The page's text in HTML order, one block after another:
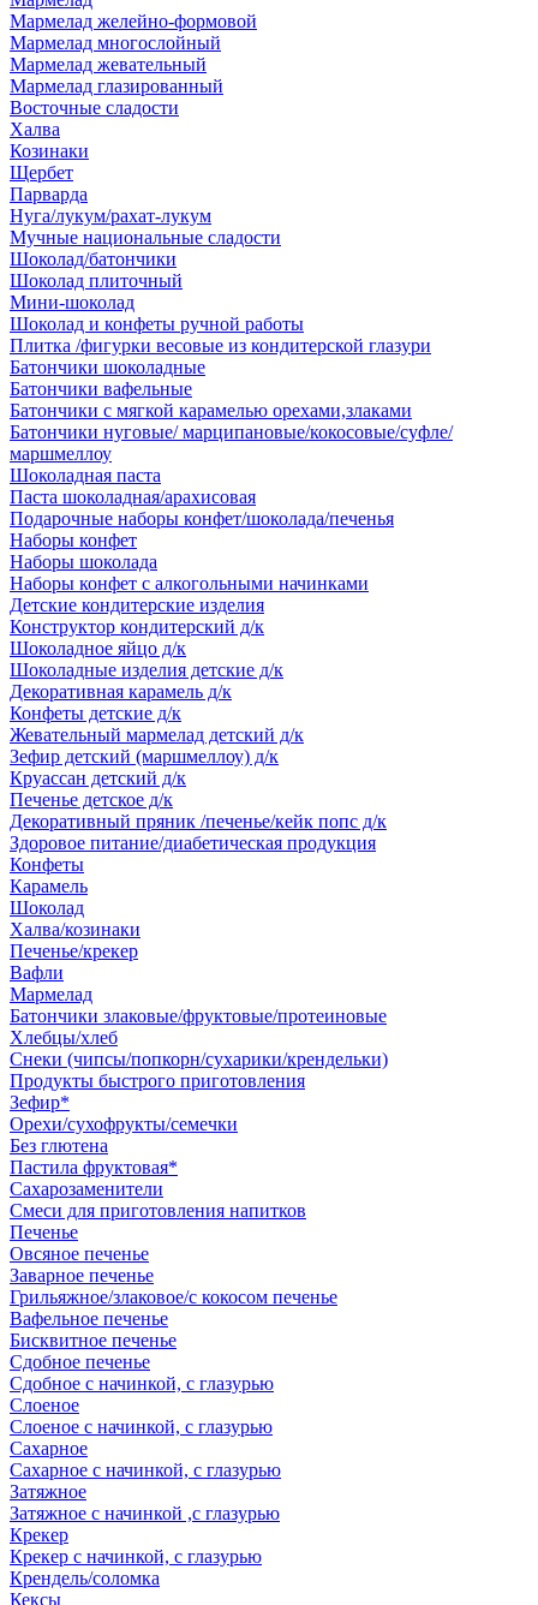
Мармелад желейно-формовой
Мармелад многослойный
Мармелад жевательный
Мармелад глазированный
Восточные сладости
Халва
Козинаки
Щербет
Парварда
Нуга/лукум/рахат-лукум
Мучные национальные сладости
Шоколад/батончики
Шоколад плиточный
Мини-шоколад
Шоколад и конфеты ручной работы
Плитка /фигурки весовые из кондитерской глазури
Батончики шоколадные
Батончики вафельные
Батончики с мягкой карамелью орехами,злаками
Батончики нуговые/ марципановые/кокосовые/суфле/
маршмеллоу
Шоколадная паста
Паста шоколадная/арахисовая
Подарочные наборы конфет/шоколада/печенья
Наборы конфет
Наборы шоколада
Наборы конфет с алкогольными начинками
Детские кондитерские изделия
Конструктор кондитерский д/к
Шоколадное яйцо д/к
Шоколадные изделия детские д/к
Декоративная карамель д/к
Конфеты детские д/к
Жевательный мармелад детский д/к
Зефир детский (маршмеллоу) д/к
Круассан детский д/к
Печенье детское д/к
Декоративный пряник /печенье/кейк попс д/к
Здоровое питание/диабетическая продукция
Конфеты
Карамель
Шоколад
Халва/козинаки
Печенье/крекер
Вафли
Мармелад
Батончики злаковые/фруктовые/протеиновые
Хлебцы/хлеб
Снеки (чипсы/попкорн/сухарики/крендельки)
Продукты быстрого приготовления
Зефир*
Орехи/сухофрукты/семечки
Без глютена
Пастила фруктовая*
Сахарозаменители
Смеси для приготовления напитков
Печенье
Овсяное печенье
Заварное печенье
Грильяжное/злаковое/с кокосом печенье
Вафельное печенье
Бисквитное печенье
Сдобное печенье
Сдобное с начинкой, с глазурью
Слоеное
Слоеное с начинкой, с глазурью
Сахарное
Сахарное с начинкой, с глазурью
Затяжное
Затяжное с начинкой ,с глазурью
Крекер
Крекер с начинкой, с глазурью
Крендель/соломка
Кексы